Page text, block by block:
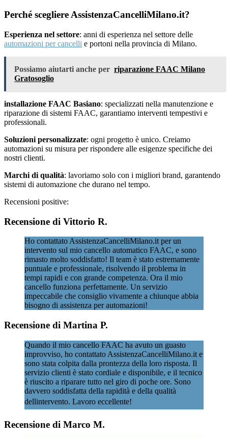
Perché scegliere AssistenzaCancelliMilano.it?
Esperienza nel settore: anni di esperienza nel settore delle
automazioni per cancelli e portoni nella provincia di Milano.
Possiamo aiutarti anche per riparazione FAAC Milano
Gratosoglio
installazione FAAC Basiano: specializzati nella manutenzione e
riparazione di sistemi FAAC, garantiamo interventi tempestivi e
professionali.
Soluzioni personalizzate: ogni progetto è unico. Creiamo
automazioni su misura per rispondere alle esigenze specifiche dei
nostri clienti.
Marchi di qualità: lavoriamo solo con i migliori brand, garantendo
sistemi di automazione che durano nel tempo.
Recensioni positive:
Recensione di Vittorio R.
Ho contattato AssistenzaCancelliMilano.it per un
intervento sul mio cancello automatico FAAC, e sono
rimasto molto soddisfatto! Il team è stato estremamente
puntuale e professionale, risolvendo il problema in
tempi rapidi e con grande competenza. Ora il mio
cancello funziona perfettamente. Un servizio
impeccabile che consiglio vivamente a chiunque abbia
bisogno di assistenza per automazioni!
Recensione di Martina P.
Quando il mio cancello FAAC ha avuto un guasto
improvviso, ho contattato AssistenzaCancelliMilano.it e
sono stata colpita dalla prontezza della loro risposta. Il
servizio clienti è stato cordiale e disponibile, e il tecnico
è riuscito a riparare tutto nel giro di poche ore. Sono
davvero soddisfatta della rapidità e della qualità
dellintervento. Lavoro eccellente!
Recensione di Marco M.